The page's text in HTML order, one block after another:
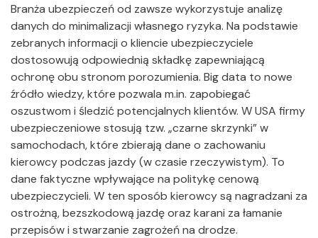
Branża ubezpieczeń od zawsze wykorzystuje analizę
danych do minimalizacji własnego ryzyka. Na podstawie
zebranych informacji o kliencie ubezpieczyciele
dostosowują odpowiednią składkę zapewniającą
ochronę obu stronom porozumienia. Big data to nowe
źródło wiedzy, które pozwala m.in. zapobiegać
oszustwom i śledzić potencjalnych klientów. W USA firmy
ubezpieczeniowe stosują tzw. „czarne skrzynki” w
samochodach, które zbierają dane o zachowaniu
kierowcy podczas jazdy (w czasie rzeczywistym). To
dane faktyczne wpływające na politykę cenową
ubezpieczycieli. W ten sposób kierowcy są nagradzani za
ostrożną, bezszkodową jazdę oraz karani za łamanie
przepisów i stwarzanie zagrożeń na drodze.